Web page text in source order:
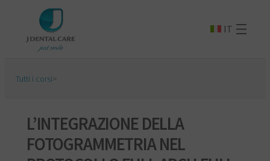
IT
Tutti i corsi>
L’INTEGRAZIONE DELLA
FOTOGRAMMETRIA NEL